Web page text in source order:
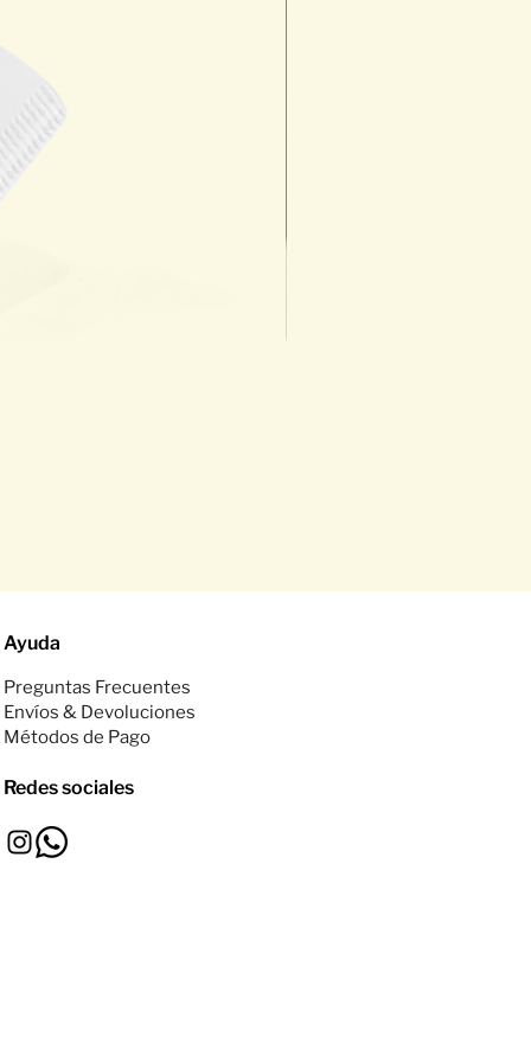
Ayuda
Redes sociales
Preguntas Frecuentes
Envíos & Devoluciones
Métodos de Pago